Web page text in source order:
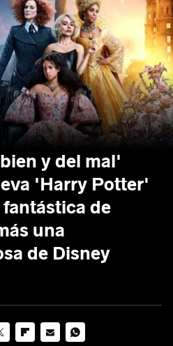
y del mal'
'Harry Potter'
de
una
de Disney